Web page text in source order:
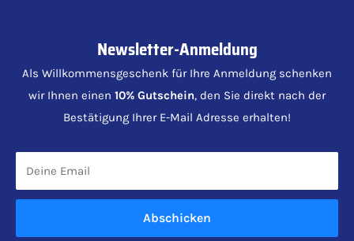
Newsletter-Anmeldung
Als Willkommensgeschenk für Ihre Anmeldung schenken
wir Ihnen einen 10% Gutschein, den Sie direkt nach der
Bestätigung Ihrer E-Mail Adresse erhalten!
Deine Email
Abschicken